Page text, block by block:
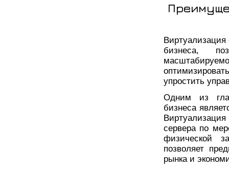
Виртуализация
бизнеса,
упростить
Одним из
бизнеса
сервера по
физической
позволяет
рынка и